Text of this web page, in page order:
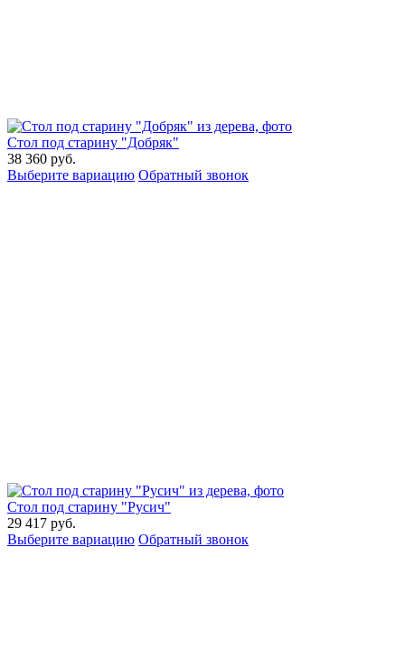
Стол под старину "Добряк"
38 360 руб.
Выберите вариацию Обратный звонок
Стол под старину "Русич"
29 417 руб.
Выберите вариацию Обратный звонок